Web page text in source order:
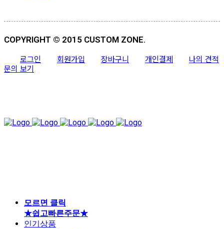
COPYRIGHT © 2015 CUSTOM ZONE.
로그인 회원가입 장바구니 개인결제
나의 견적
문의 보기
모르면 클릭
★쉽고빠른주문★
인기상품